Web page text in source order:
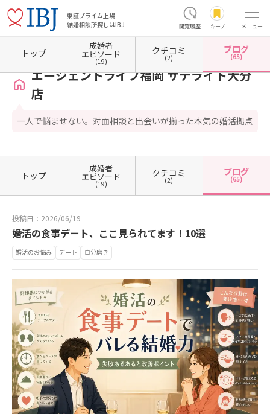
東証プライム上場
結婚相談所探しはIBJ
閲覧履歴 キープ メニュー
ホーム 大分県の結婚相談所 大分県大分市 エージェントライフ福岡 サテライト大分店
エージェントライフ福岡 サテライト大分
店
一人で悩ませない。対面相談と出会いが揃った本気の婚活拠点
トップ
成婚者
エピソード
(19)
クチコミ
(2)
ブログ
(65)
トップ
成婚者
エピソード
(19)
クチコミ
(2)
ブログ
(65)
投稿日：2026/06/19
婚活の食事デート、ここ見られてます！10選
婚活のお悩み デート 自分磨き